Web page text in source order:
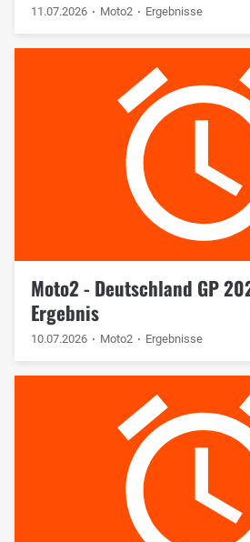
11.07.2026 Moto2 Ergebnisse
Moto2 - Deutschland GP
Ergebnis
10.07.2026 Moto2 Ergebnisse